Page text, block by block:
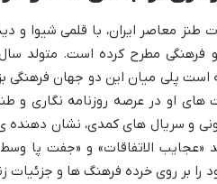
طنز معاصر ایران، با قلمی شیوا و
است پلی میان این دو جهان فرهنگی
های او در عرصه روزنامه نگاری و
و سریال های کمدی، نشان
«عجایب الاتفاقات» و «جفت پا
را بر روی خرده فرهنگ ها و